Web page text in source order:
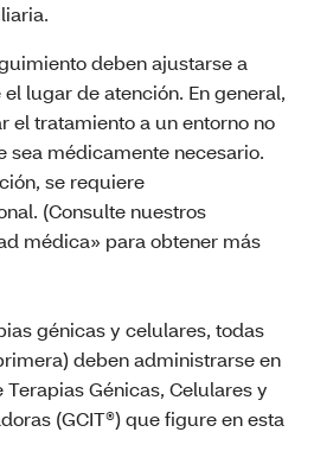
deben ajustarse a
lugar de atención. En general,
el tratamiento a un entorno no
sea médicamente necesario.
se requiere
(Consulte nuestros
médica» para obtener más
génicas y celulares, todas
deben administrarse en
Génicas, Celulares y
(GCIT®) que figure en esta